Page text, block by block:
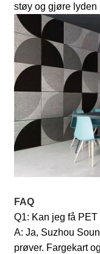
støy og gjøre lyden
FAQ
Q1: Kan jeg få
A: Ja, Suzhou
prøver. Fargekart